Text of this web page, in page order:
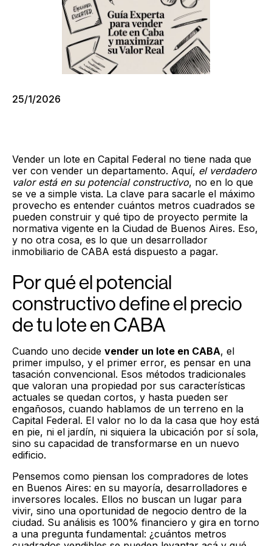
25/1/2026
Vender un lote en Capital Federal no tiene nada que
ver con vender un departamento. Aquí, el verdadero
valor está en su potencial constructivo, no en lo que
se ve a simple vista. La clave para sacarle el máximo
provecho es entender cuántos metros cuadrados se
pueden construir y qué tipo de proyecto permite la
normativa vigente en la Ciudad de Buenos Aires. Eso,
y no otra cosa, es lo que un desarrollador
inmobiliario de CABA está dispuesto a pagar.
Por qué el potencial
constructivo define el precio
de tu lote en CABA
Cuando uno decide vender un lote en CABA, el
primer impulso, y el primer error, es pensar en una
tasación convencional. Esos métodos tradicionales
que valoran una propiedad por sus características
actuales se quedan cortos, y hasta pueden ser
engañosos, cuando hablamos de un terreno en la
Capital Federal. El valor no lo da la casa que hoy está
en pie, ni el jardín, ni siquiera la ubicación por sí sola,
sino su capacidad de transformarse en un nuevo
edificio.
Pensemos como piensan los compradores de lotes
en Buenos Aires: en su mayoría, desarrolladores e
inversores locales. Ellos no buscan un lugar para
vivir, sino una oportunidad de negocio dentro de la
ciudad. Su análisis es 100% financiero y gira en torno
a una pregunta fundamental: ¿cuántos metros